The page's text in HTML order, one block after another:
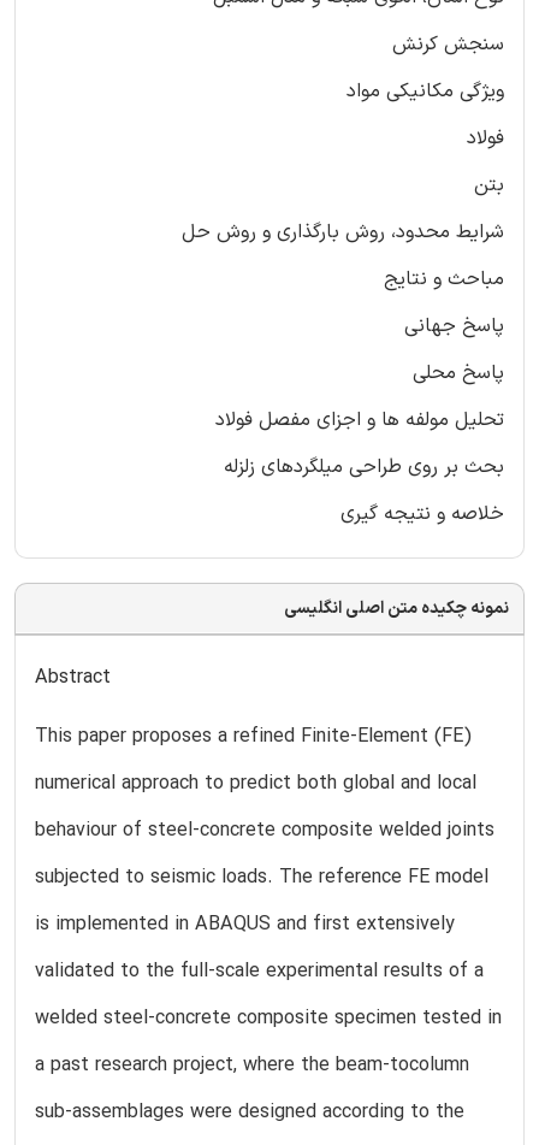
سنجش کرنش
ویژگی مکانیکی مواد
فولاد
بتن
شرایط محدود، روش بارگذاری و روش حل
مباحث و نتایج
پاسخ جهانی
پاسخ محلی
تحلیل مولفه ها و اجزای مفصل فولاد
بحث بر روی طراحی میلگردهای زلزله
خلاصه و نتیجه گیری
نمونه چکیده متن اصلی انگلیسی
Abstract
This paper proposes a refined Finite-Element (FE)
numerical approach to predict both global and local
behaviour of steel-concrete composite welded joints
subjected to seismic loads. The reference FE model
is implemented in ABAQUS and first extensively
validated to the full-scale experimental results of a
welded steel-concrete composite specimen tested in
a past research project, where the beam-tocolumn
sub-assemblages were designed according to the